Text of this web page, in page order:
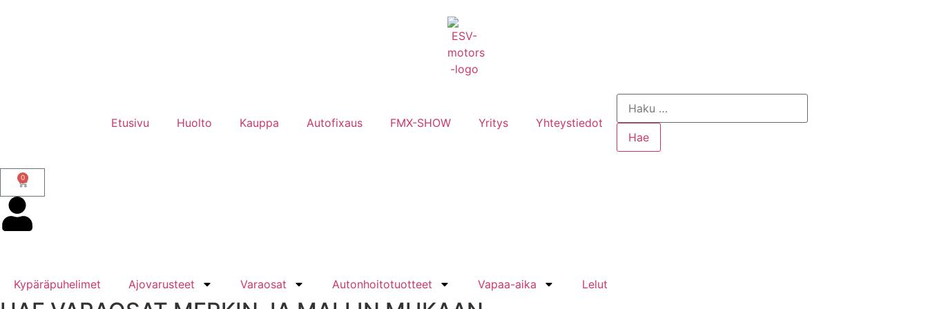
Etusivu Huolto Kauppa Autofixaus FMX-SHOW Yritys Yhteystiedot
0
Kypäräpuhelimet Ajovarusteet Varaosat Autonhoitotuotteet Vapaa-aika Lelut